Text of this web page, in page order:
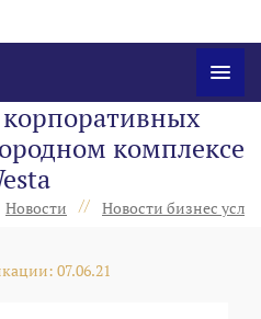
комплексе
Новости // Новости бизнес услуг
07.06.21